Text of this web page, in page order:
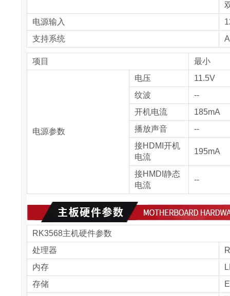
电源输入
支持系统
项目 最小
电源参数
电压
11.5V
纹波
--
开机电流
185mA
播放声音
--
接HDMI开机
电流
195mA
接HMDI静态
电流
--
RK3568主机硬件参数
处理器
内存
存储